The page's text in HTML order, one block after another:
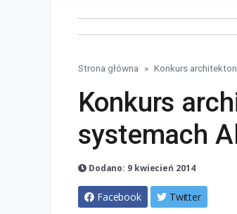
Strona główna Konkurs
Konkurs
systemach
Dodano: 9 kwiecień 2014
Facebook Twitter